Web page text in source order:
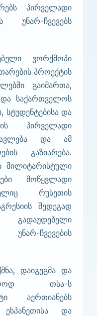
პირველადი
უნარ-ჩვევებს
ვორქშოპი
პროექტის
გაიმართა,
და საქართველოს
სტუდენტებისა და
პირველადი
და ამ
გაზიარება.
მილიტარისტული
მოწყვლადი
რუსეთის
შედეგად
გადაუდებელი
ჩვევების
დაიგეგმა და
თსა-ს
აერთიანებს
და